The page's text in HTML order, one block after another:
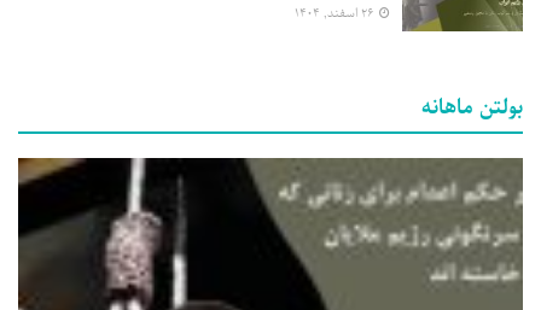
۲۶ اسفند, ۱۴۰۴
بولتن ماهانه